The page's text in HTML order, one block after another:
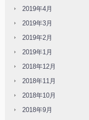
2019年4月
2019年3月
2019年2月
2019年1月
2018年12月
2018年11月
2018年10月
2018年9月